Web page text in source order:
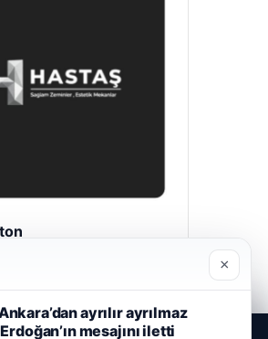
×
ayrılır ayrılmaz
mesajını iletti